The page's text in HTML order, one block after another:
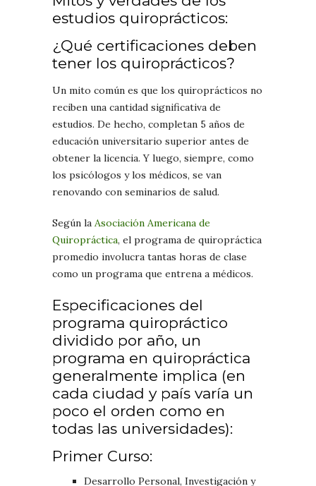
estudios quiroprácticos:
¿Qué certificaciones deben
tener los quiroprácticos?
Un mito común es que los quiroprácticos no
reciben una cantidad significativa de
estudios. De hecho, completan 5 años de
educación universitario superior antes de
obtener la licencia. Y luego, siempre, como
los psicólogos y los médicos, se van
renovando con seminarios de salud.
Según la Asociación Americana de
Quiropráctica, el programa de quiropráctica
promedio involucra tantas horas de clase
como un programa que entrena a médicos.
Especificaciones del
programa quiropráctico
dividido por año, un
programa en quiropráctica
generalmente implica (en
cada ciudad y país varía un
poco el orden como en
todas las universidades):
Primer Curso:
Desarrollo Personal, Investigación y